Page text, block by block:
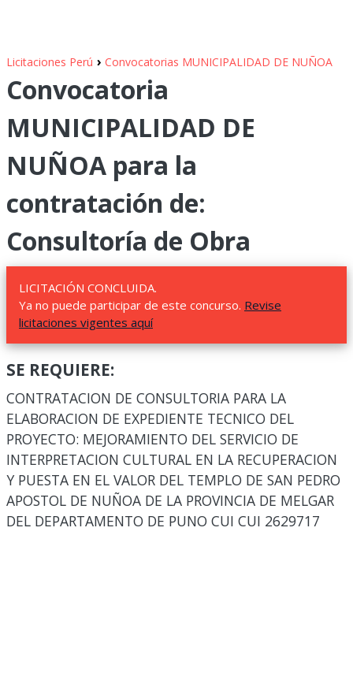
Licitaciones Perú › Convocatorias MUNICIPALIDAD DE NUÑOA
Convocatoria
MUNICIPALIDAD DE
NUÑOA para la
contratación de:
Consultoría de Obra
LICITACIÓN CONCLUIDA.
Ya no puede participar de este concurso. Revise
licitaciones vigentes aquí
SE REQUIERE:
CONTRATACION DE CONSULTORIA PARA LA
ELABORACION DE EXPEDIENTE TECNICO DEL
PROYECTO: MEJORAMIENTO DEL SERVICIO DE
INTERPRETACION CULTURAL EN LA RECUPERACION
Y PUESTA EN EL VALOR DEL TEMPLO DE SAN PEDRO
APOSTOL DE NUÑOA DE LA PROVINCIA DE MELGAR
DEL DEPARTAMENTO DE PUNO CUI CUI 2629717